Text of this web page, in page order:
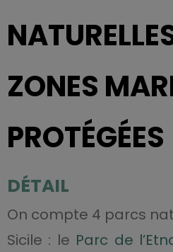
ZONES
PROTÉGÉES
DÉTAIL
On compte 4 parcs
Sicile : le Parc de